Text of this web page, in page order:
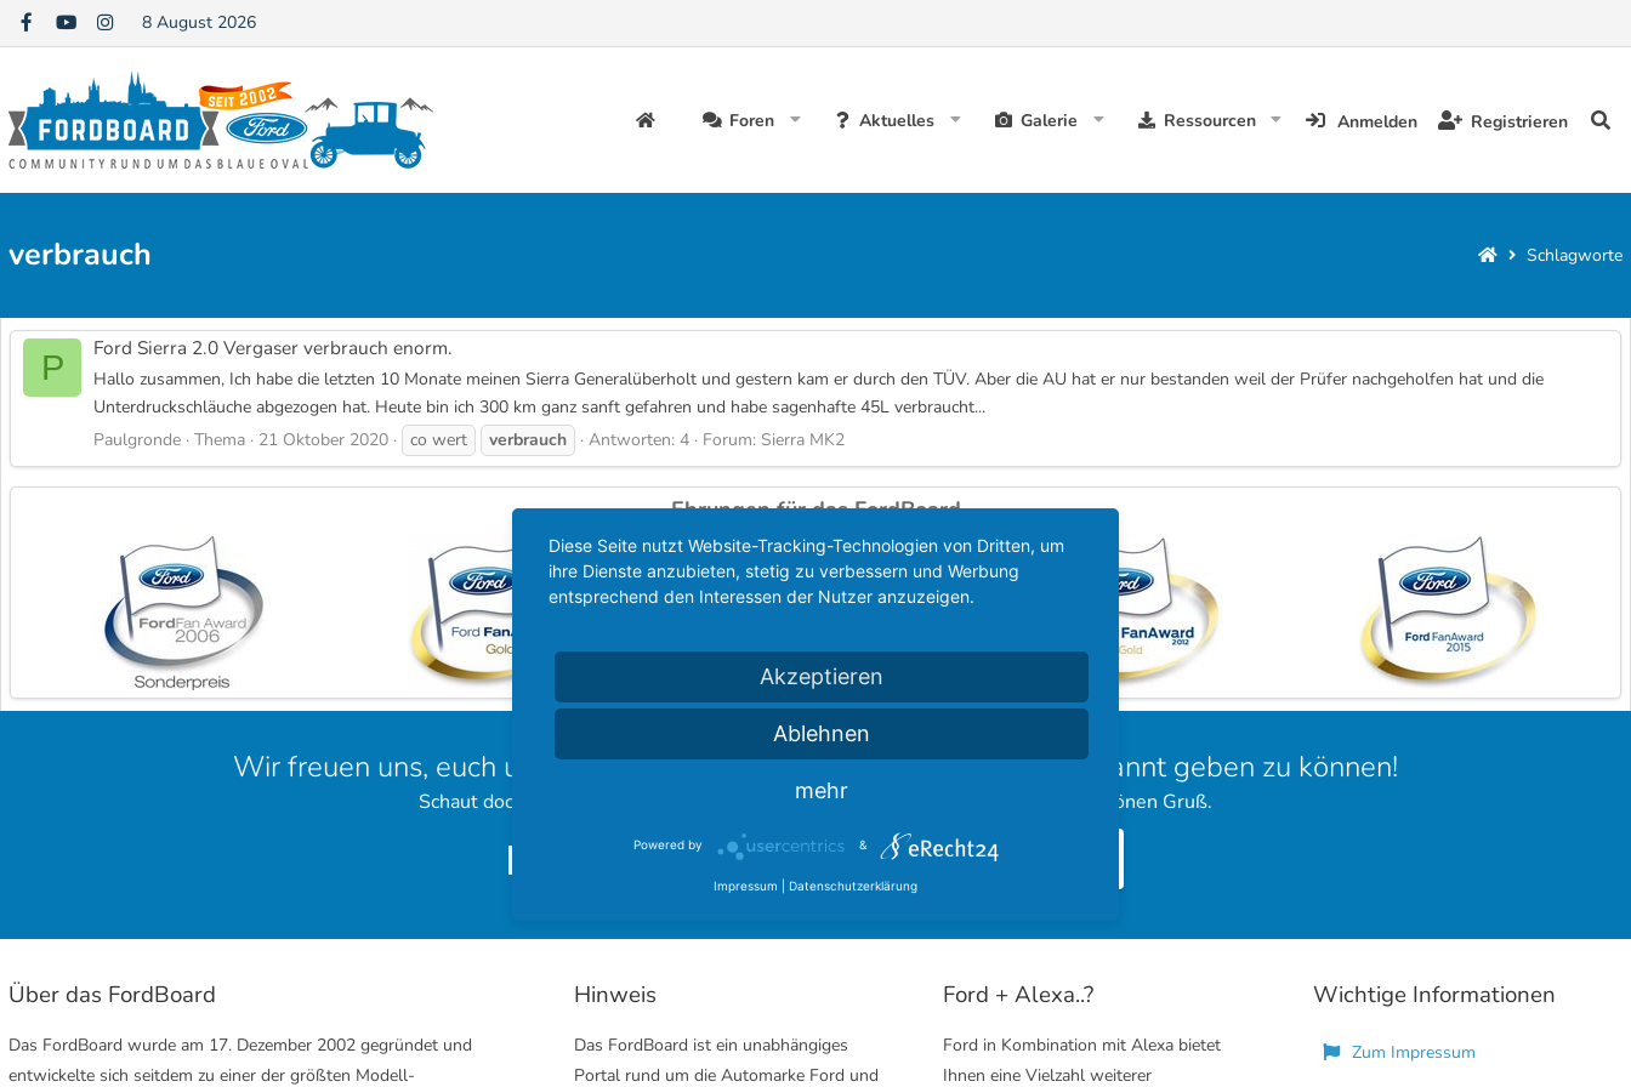
8 August 2026
Foren Aktuelles Galerie Ressourcen Anmelden Registrieren
verbrauch Schlagworte
P Ford Sierra 2.0 Vergaser verbrauch enorm.
Hallo zusammen, Ich habe die letzten 10 Monate meinen Sierra Generalüberholt und gestern kam er durch den TÜV. Aber die AU hat er nur bestanden weil der Prüfer nachgeholfen hat und die
Unterdruckschläuche abgezogen hat. Heute bin ich 300 km ganz sanft gefahren und habe sagenhafte 45L verbraucht...
Paulgronde Thema 21 Oktober 2020 co wert verbrauch Antworten: 4 Forum: Sierra MK2
Ehrungen für das FordBoard
Wir freuen uns, euch unsere langjährigen Partner des FordBoard bekannt geben zu können!
Schaut doch einmal bei unseren Kooperationen vorbei und hinterlasst einen schönen Gruß.
Ford Community Ford Cougar Forum
Über das FordBoard
Das FordBoard wurde am 17. Dezember 2002 gegründet und
entwickelte sich seitdem zu einer der größten Modell-
Hinweis
Das FordBoard ist ein unabhängiges
Portal rund um die Automarke Ford und
Ford + Alexa..?
Ford in Kombination mit Alexa bietet
Ihnen eine Vielzahl weiterer
Wichtige Informationen
Zum Impressum
Diese Seite nutzt Website-Tracking-Technologien von Dritten, um
ihre Dienste anzubieten, stetig zu verbessern und Werbung
entsprechend den Interessen der Nutzer anzuzeigen.
Akzeptieren
Ablehnen
mehr
Powered by &
Impressum Datenschutzerklärung